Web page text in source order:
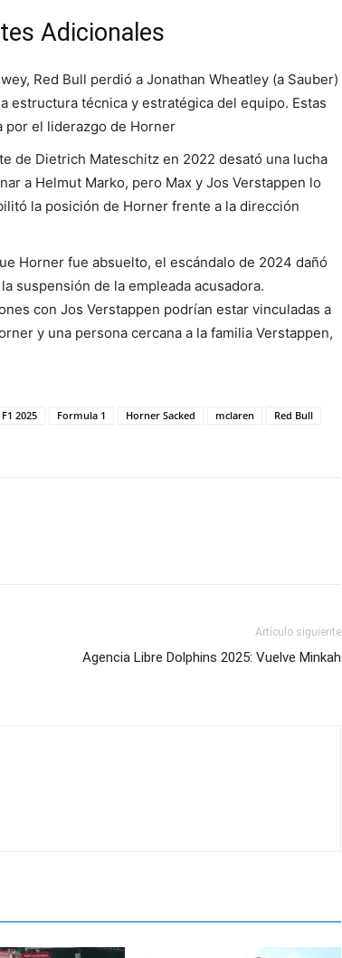
Adicionales
Red Bull perdió a Jonathan Wheatley (a Sauber)
estructura técnica y estratégica del equipo. Estas
por el liderazgo de Horner
de Dietrich Mateschitz en 2022 desató una lucha
a Helmut Marko, pero Max y Jos Verstappen lo
la posición de Horner frente a la dirección
Horner fue absuelto, el escándalo de 2024 dañó
suspensión de la empleada acusadora.
con Jos Verstappen podrían estar vinculadas a
y una persona cercana a la familia Verstappen,
F1 2025 Formula 1 Horner Sacked mclaren
Red Bull
Artículo siguiente
Agencia Libre Dolphins 2025: Vuelve Minkah